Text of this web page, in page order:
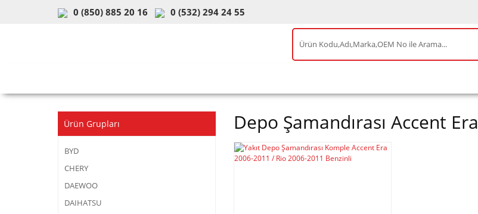
0 (850) 885 20 16 0 (532) 294 24 55
Ürün Grupları
BYD
CHERY
DAEWOO
DAIHATSU
Depo Şamandırası Accent Era